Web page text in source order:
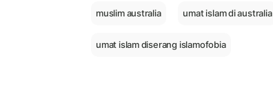
muslim australia umat islam di australia
umat islam diserang islamofobia